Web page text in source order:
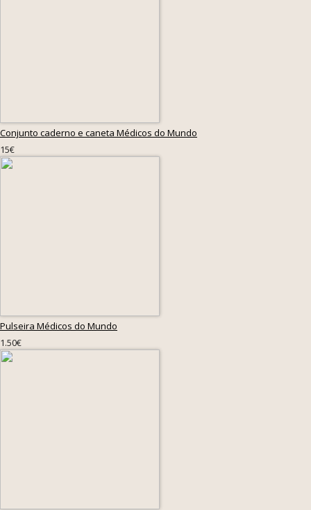
Conjunto caderno e caneta Médicos do Mundo
15€
Pulseira Médicos do Mundo
1.50€